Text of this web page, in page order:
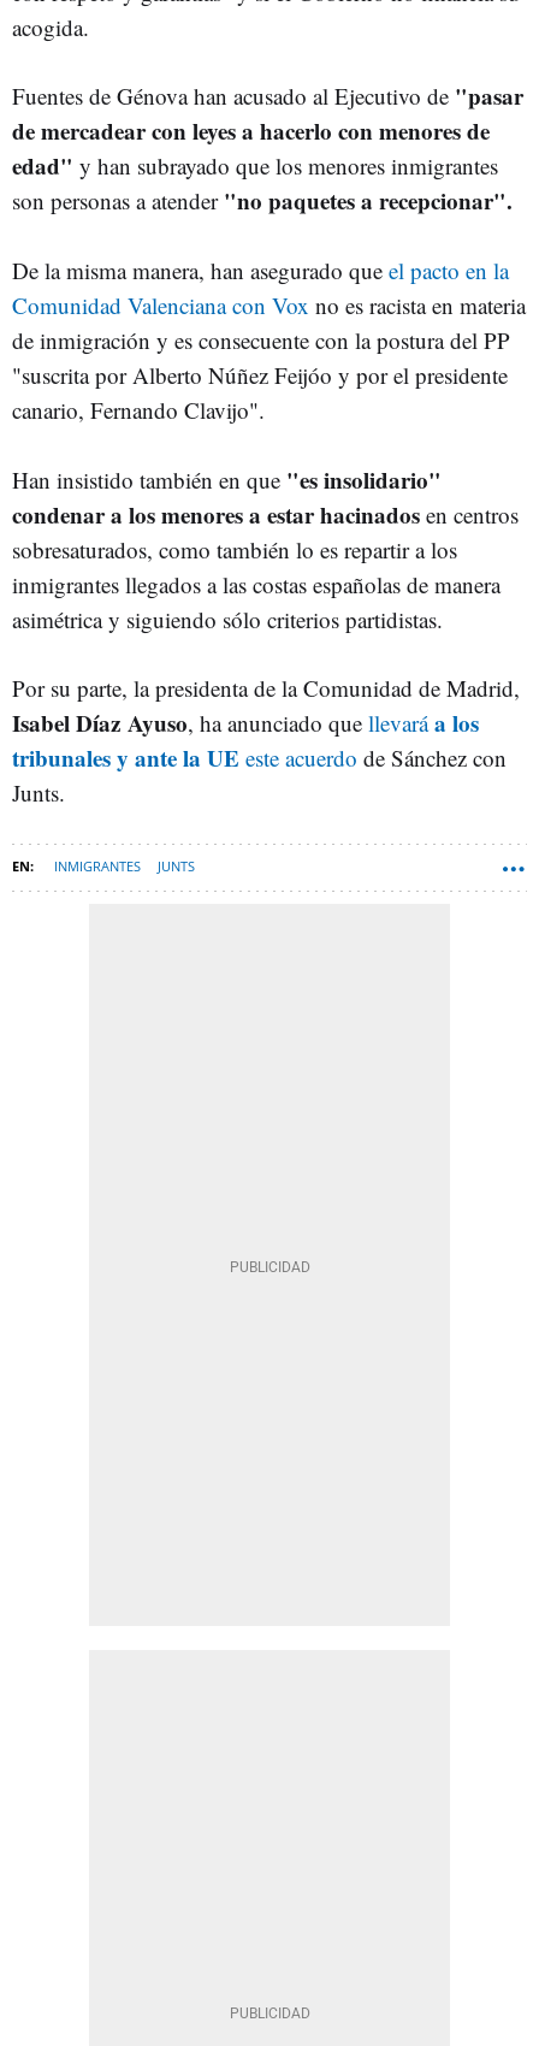
acogida.
Fuentes de Génova han acusado al Ejecutivo de "pasar
de mercadear con leyes a hacerlo con menores de
edad" y han subrayado que los menores inmigrantes
son personas a atender "no paquetes a recepcionar".
De la misma manera, han asegurado que el pacto en la
Comunidad Valenciana con Vox no es racista en materia
de inmigración y es consecuente con la postura del PP
"suscrita por Alberto Núñez Feijóo y por el presidente
canario, Fernando Clavijo".
Han insistido también en que "es insolidario"
condenar a los menores a estar hacinados en centros
sobresaturados, como también lo es repartir a los
inmigrantes llegados a las costas españolas de manera
asimétrica y siguiendo sólo criterios partidistas.
Por su parte, la presidenta de la Comunidad de Madrid,
Isabel Díaz Ayuso, ha anunciado que llevaráa los
tribunales y ante la UE este acuerdo de Sánchez con
Junts.
INMIGRANTES JUNTS